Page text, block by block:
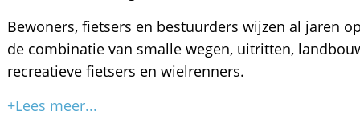
Bewoners, fietsers en bestuurders wijzen al jaren
de combinatie van smalle wegen, uitritten,
recreatieve fietsers en wielrenners.
+Lees meer...